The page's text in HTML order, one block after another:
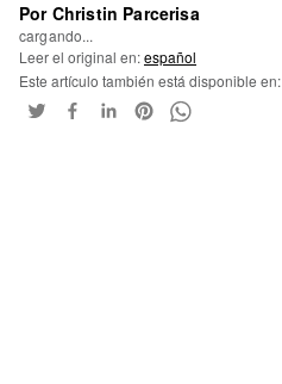
Por Christin Parcerisa
cargando...
Leer el original en:español
Este artículo también está disponible en: